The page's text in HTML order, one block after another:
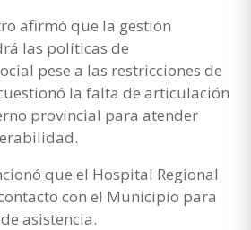
afirmó que la gestión
las políticas de
pese a las restricciones de
la falta de articulación
provincial para atender
que el Hospital Regional
con el Municipio para
asistencia.